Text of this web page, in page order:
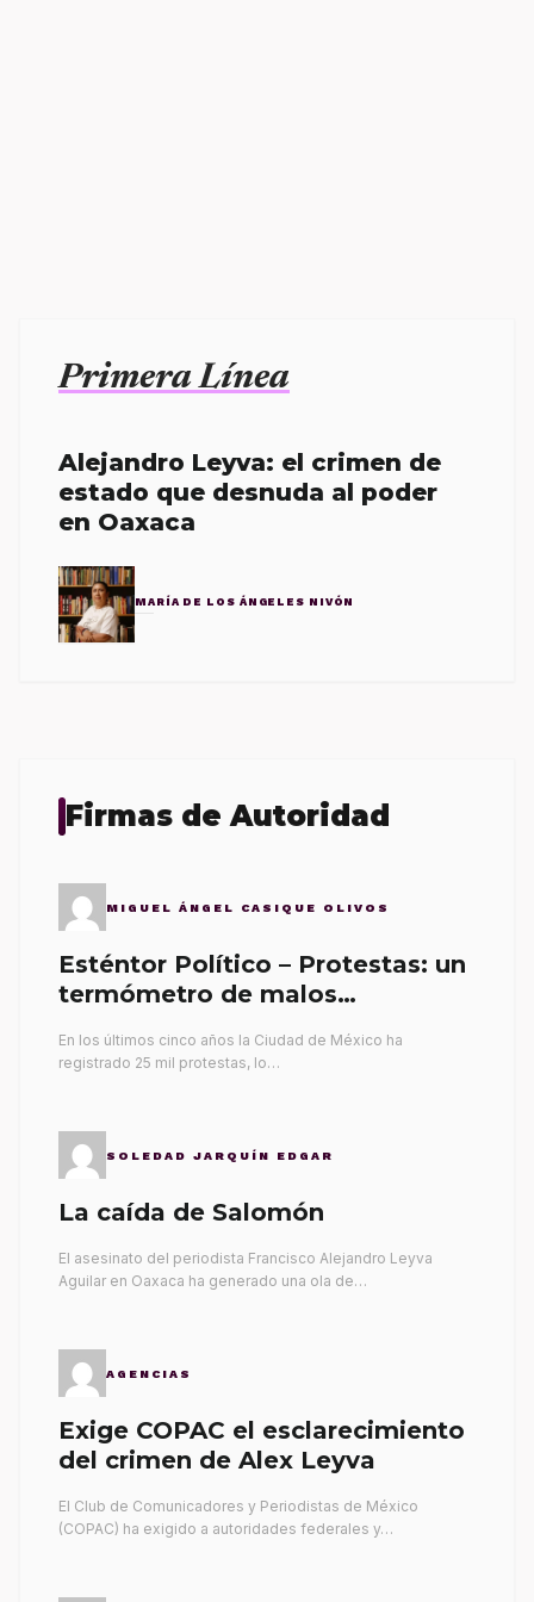
Primera Línea
Alejandro Leyva: el crimen de
estado que desnuda al poder
en Oaxaca
MARÍA DE LOS ÁNGELES NIVÓN
Firmas de Autoridad
MIGUEL ÁNGEL CASIQUE OLIVOS
Esténtor Político – Protestas: un
termómetro de malos
En los últimos cinco años la Ciudad de México ha
registrado 25 mil protestas, lo…
SOLEDAD JARQUÍN EDGAR
La caída de Salomón
El asesinato del periodista Francisco Alejandro Leyva
Aguilar en Oaxaca ha generado una ola de…
AGENCIAS
Exige COPAC el esclarecimiento
del crimen de Alex Leyva
El Club de Comunicadores y Periodistas de México
(COPAC) ha exigido a autoridades federales y…